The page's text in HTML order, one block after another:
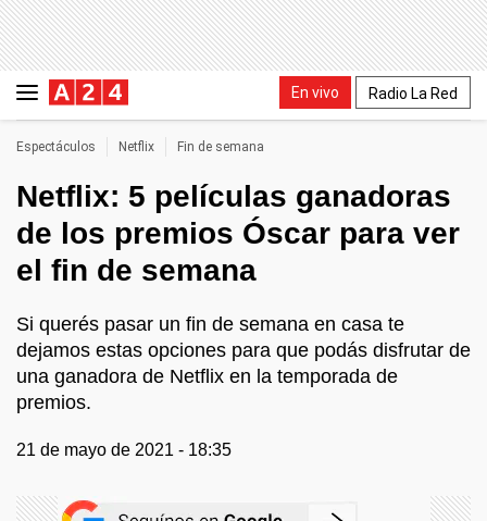
En vivo Radio La Red
Espectáculos Netflix Fin de semana
Netflix: 5 películas ganadoras
de los premios Óscar para ver
el fin de semana
Si querés pasar un fin de semana en casa te
dejamos estas opciones para que podás disfrutar de
una ganadora de Netflix en la temporada de
premios.
21 de mayo de 2021 - 18:35